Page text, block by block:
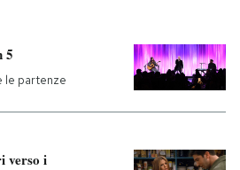
Consumismi
5
le partenze
verso i